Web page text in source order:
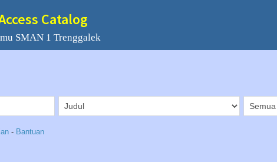
Catalog
SMAN 1 Trenggalek
- Bantuan